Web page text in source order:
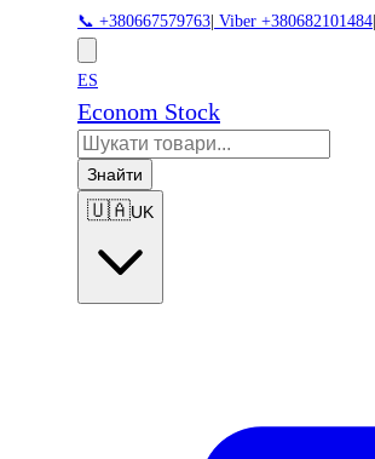
📞 +380667579763 Viber +380682101484
ES
Econom Stock
Знайти
🇺🇦UK